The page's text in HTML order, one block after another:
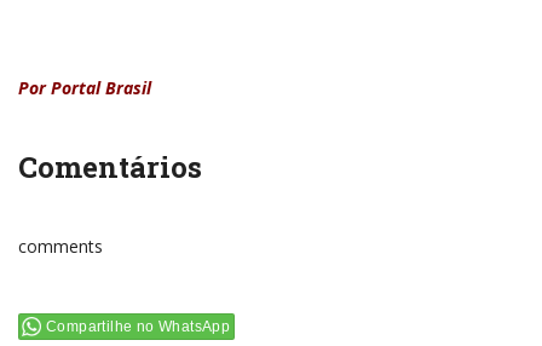
Por Portal Brasil
Comentários
comments
Compartilhe no WhatsApp